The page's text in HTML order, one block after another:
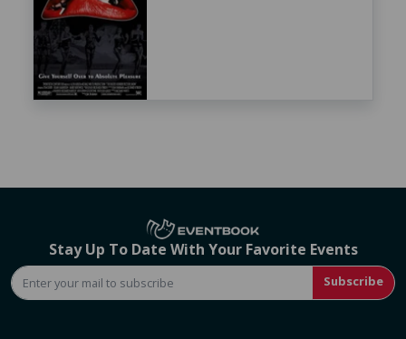
Stay Up To Date With Your Favorite Events
Subscribe